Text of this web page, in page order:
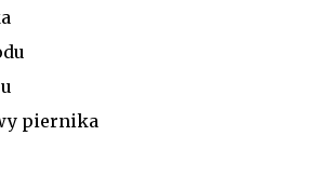
piernika